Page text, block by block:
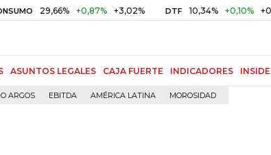
29,66% +0,87% +3,02% DTF 10,34% +0,10% +0,98%
ASUNTOS LEGALES CAJA FUERTE INDICADORES INSIDE
ARGOS EBITDA AMÉRICA LATINA MOROSIDAD